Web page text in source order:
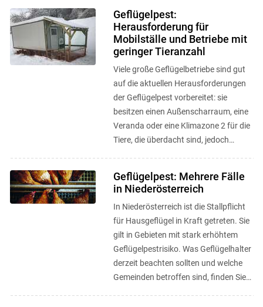
Geflügelpest:
Herausforderung für
Mobilställe und Betriebe mit
geringer Tieranzahl
Viele große Geflügelbetriebe sind gut
auf die aktuellen Herausforderungen
der Geflügelpest vorbereitet: sie
besitzen einen Außenscharraum, eine
Veranda oder eine Klimazone 2 für die
Tiere, die überdacht sind, jedoch
Geflügelpest: Mehrere Fälle
in Niederösterreich
In Niederösterreich ist die Stallpflicht
für Hausgeflügel in Kraft getreten. Sie
gilt in Gebieten mit stark erhöhtem
Geflügelpestrisiko. Was Geflügelhalter
derzeit beachten sollten und welche
Gemeinden betroffen sind, finden Sie